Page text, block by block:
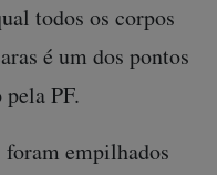
todos os corpos
é um dos pontos
PF.
foram empilhados